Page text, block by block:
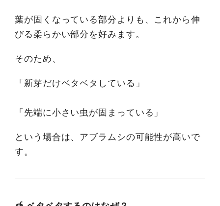
葉が固くなっている部分よりも、これから伸
びる柔らかい部分を好みます。
そのため、
「新芽だけベタベタしている」
「先端に小さい虫が固まっている」
という場合は、アブラムシの可能性が高いで
す。